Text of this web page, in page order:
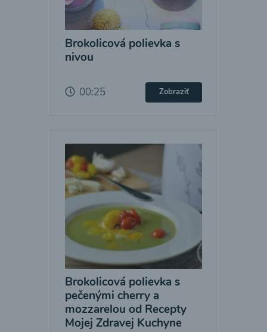
Brokolicová polievka s
nivou
00:25 Zobraziť
Brokolicová polievka s
pečenými cherry a
mozzarelou od Recepty
Mojej Zdravej Kuchyne